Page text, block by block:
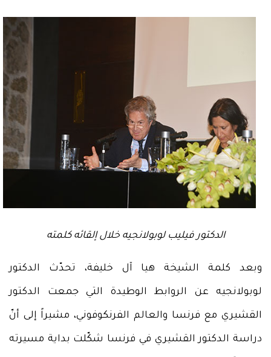
الدكتور فيليب لوبولانجيه خلال إلقائه كلمته
وبعد كلمة الشيخة هيا آل خليفة، تحدّث الدكتور
لوبولانجيه عن الروابط الوطيدة التي جمعت الدكتور
القشيري مع فرنسا والعالم الفرنكوفوني، مشيراً إلى أنّ
دراسة الدكتور القشيري في فرنسا شكّلت بداية مسيرته